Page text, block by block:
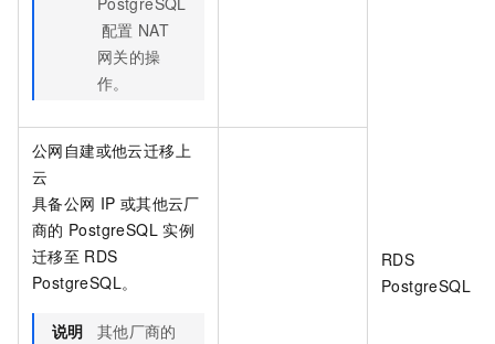
配置 NAT
网关的操
作。
RDS
PostgreSQL
公网自建或他云迁移上
云
具备公网 IP 或其他云厂
商的 PostgreSQL 实例
迁移至 RDS
PostgreSQL。
说明
其他厂商的